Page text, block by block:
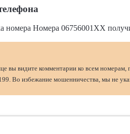
Номера 06756001XX
вы видите комментарии ко всем
Во избежание мошенничества, мы не